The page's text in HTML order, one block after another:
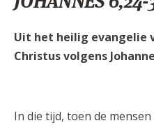
Uit het heilig evangelie
Christus volgens
In die tijd, toen de